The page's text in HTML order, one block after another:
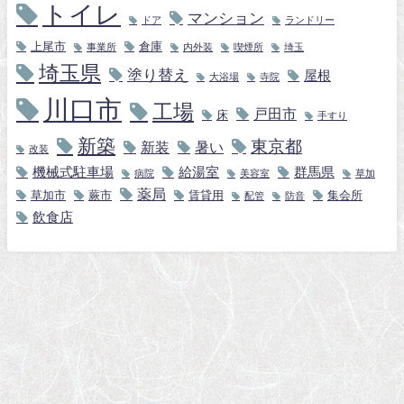
トイレ ドア マンション ランドリー
上尾市 事業所 倉庫 内外装 喫煙所 埼玉
埼玉県 塗り替え 大浴場 寺院 屋根
川口市 工場 床 戸田市 手すり
改装 新築 新装 暑い 東京都
機械式駐車場 病院 給湯室 美容室 群馬県 草加
草加市 蕨市 薬局 賃貸用 配管 防音 集会所
飲食店